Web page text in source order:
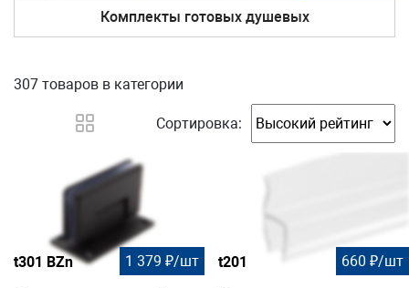
Комплекты готовых душевых
307 товаров в категории
Сортировка:
t301 BZn 1 379 ₽/шт t201 660 ₽/шт